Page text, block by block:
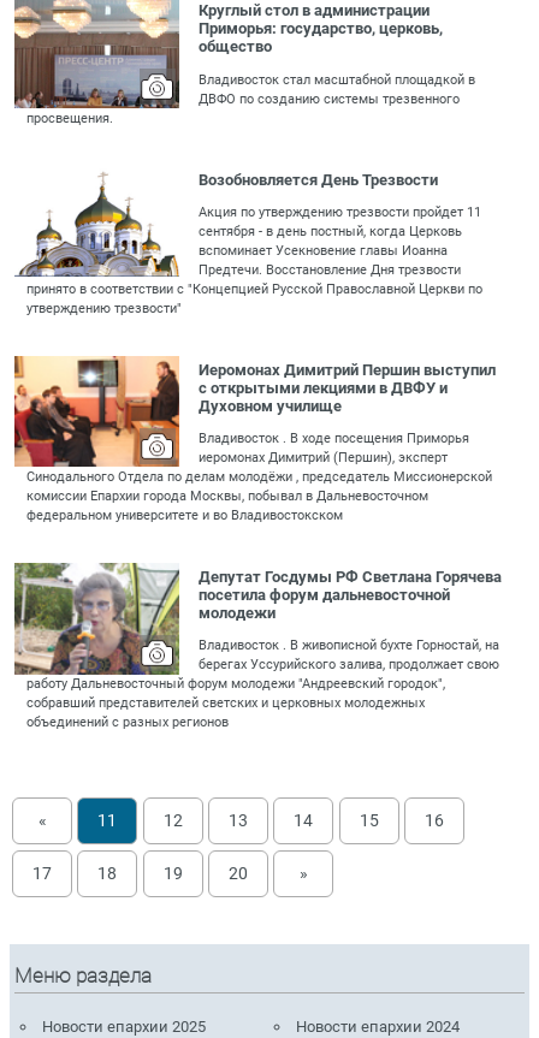
Круглый стол в администрации
Приморья: государство, церковь,
общество
Владивосток стал масштабной площадкой в
ДВФО по созданию системы трезвенного
просвещения.
Возобновляется День Трезвости
Акция по утверждению трезвости пройдет 11
сентября - в день постный, когда Церковь
вспоминает Усекновение главы Иоанна
Предтечи. Восстановление Дня трезвости
принято в соответствии с "Концепцией Русской Православной Церкви по
утверждению трезвости"
Иеромонах Димитрий Першин выступил
с открытыми лекциями в ДВФУ и
Духовном училище
Владивосток . В ходе посещения Приморья
иеромонах Димитрий (Першин), эксперт
Синодального Отдела по делам молодёжи , председатель Миссионерской
комиссии Епархии города Москвы, побывал в Дальневосточном
федеральном университете и во Владивостокском
Депутат Госдумы РФ Светлана Горячева
посетила форум дальневосточной
молодежи
Владивосток . В живописной бухте Горностай, на
берегах Уссурийского залива, продолжает свою
работу Дальневосточный форум молодежи "Андреевский городок",
собравший представителей светских и церковных молодежных
объединений с разных регионов
« 11 12 13 14 15 16
17 18 19 20 »
Меню раздела
Новости епархии 2025
Новости епархии 2024